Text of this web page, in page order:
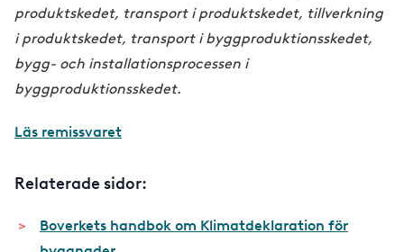
produktskedet, transport i produktskedet, tillverkning
i produktskedet, transport i byggproduktionsskedet,
bygg- och installationsprocessen i
byggproduktionsskedet.
Läs remissvaret
Relaterade sidor:
Boverkets handbok om Klimatdeklaration för